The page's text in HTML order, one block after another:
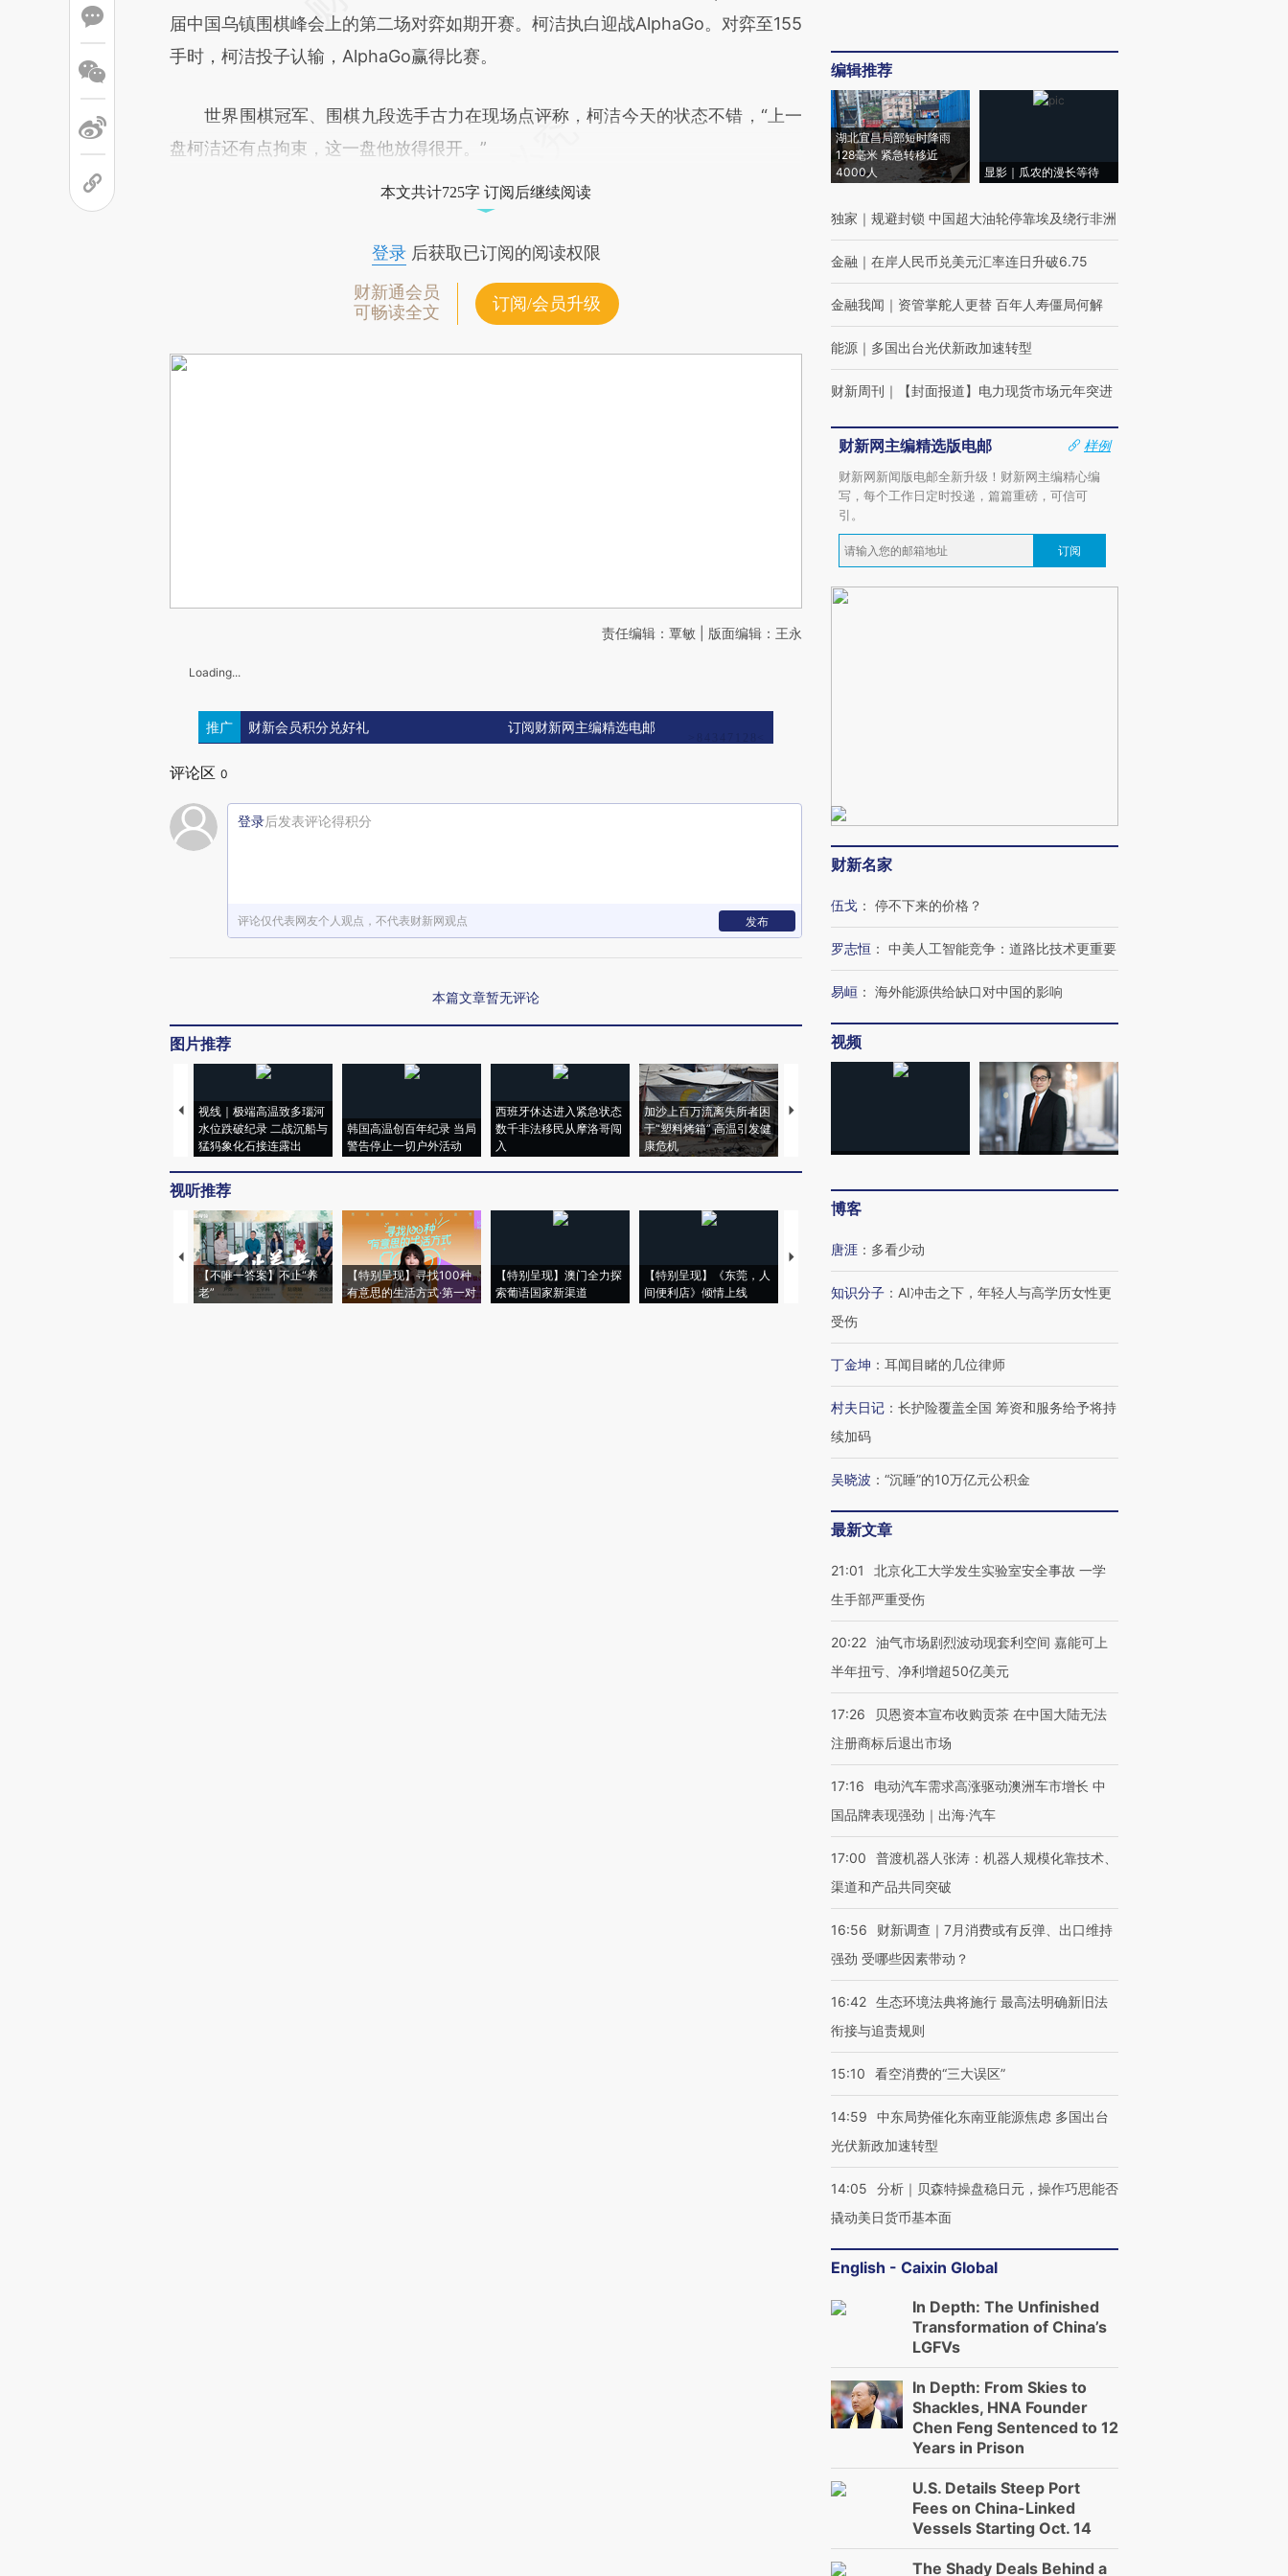
届中国乌镇围棋峰会上的第二场对弈如期开赛。柯洁执白迎战AlphaGo。对弈至155
手时，柯洁投子认输，AlphaGo赢得比赛。
世界围棋冠军、围棋九段选手古力在现场点评称，柯洁今天的状态不错，“上一
盘柯洁还有点拘束，这一盘他放得很开。”
本文共计725字 订阅后继续阅读
登录后获取已订阅的阅读权限
财新通会员
可畅读全文
订阅/会员升级
责任编辑：覃敏 | 版面编辑：王永
Loading...
推广 财新会员积分兑好礼 订阅财新网主编精选电邮
评论区 0
登录后发表评论得积分
评论仅代表网友个人观点，不代表财新网观点 发布
本篇文章暂无评论
图片推荐
视线｜极端高温致多瑙河
水位跌破纪录 二战沉船与
猛犸象化石接连露出
韩国高温创百年纪录 当局
警告停止一切户外活动
西班牙休达进入紧急状态
数千非法移民从摩洛哥闯
入
加沙上百万流离失所者困
于“塑料烤箱” 高温引发健
康危机
视线｜HYROX的吸金
马航飞行员跨国走私7万
粒摇头丸 尿检体内含3种
视线｜被称为“蟑螂”的印
度Z世代 用街头抗争将教
育部长拱下台
视听推荐
【不唯一答案】不止“养
老”
【特别呈现】寻找100种
有意思的生活方式·第一对
【特别呈现】澳门全力探
索葡语国家新渠道
【特别呈现】《东莞，人
间便利店》倾情上线
【推广】走进第四届链博
会，让数智科技“链”接产
【特别呈现】寻找100种
有意思的生活方式·第三对
CFO：不靠规模取胜，华
住三大增长引擎是什么？
编辑推荐
湖北宜昌局部短时降雨
128毫米 紧急转移近
4000人
显影｜瓜农的漫长等待
独家 ｜ 规避封锁 中国超大油轮停靠埃及绕行非洲
金融 ｜ 在岸人民币兑美元汇率连日升破6.75
金融我闻 ｜ 资管掌舵人更替 百年人寿僵局何解
能源 ｜ 多国出台光伏新政加速转型
财新周刊 ｜ 【封面报道】电力现货市场元年突进
财新网主编精选版电邮
样例
财新网新闻版电邮全新升级！财新网主编精心编
写，每个工作日定时投递，篇篇重磅，可信可
引。
订阅
财新名家
伍戈 ： 停不下来的价格？
罗志恒 ： 中美人工智能竞争：道路比技术更重要
易峘 ： 海外能源供给缺口对中国的影响
视频
博客
唐涯 ： 多看少动
知识分子 ： AI冲击之下，年轻人与高学历女性更
受伤
丁金坤 ： 耳闻目睹的几位律师
村夫日记 ： 长护险覆盖全国 筹资和服务给予将持
续加码
吴晓波 ： “沉睡”的10万亿元公积金
最新文章
21:01
北京化工大学发生实验室安全事故 一学
生手部严重受伤
20:22 油气市场剧烈波动现套利空间 嘉能可上
半年扭亏、净利增超50亿美元
17:26
贝恩资本宣布收购贡茶 在中国大陆无法
注册商标后退出市场
17:16
电动汽车需求高涨驱动澳洲车市增长 中
国品牌表现强劲｜出海·汽车
17:00
普渡机器人张涛：机器人规模化靠技术、
渠道和产品共同突破
16:56
财新调查｜7月消费或有反弹、出口维持
强劲 受哪些因素带动？
16:42 生态环境法典将施行 最高法明确新旧法
衔接与追责规则
15:10 看空消费的“三大误区”
14:59
中东局势催化东南亚能源焦虑 多国出台
光伏新政加速转型
14:05
分析｜贝森特操盘稳日元，操作巧思能否
撬动美日货币基本面
English - Caixin Global
In Depth: The Unfinished
Transformation of China’s
LGFVs
In Depth: From Skies to
Shackles, HNA Founder
Chen Feng Sentenced to 12
Years in Prison
U.S. Details Steep Port
Fees on China-Linked
Vessels Starting Oct. 14
The Shady Deals Behind a